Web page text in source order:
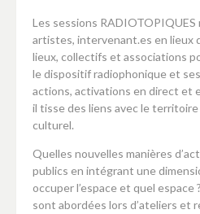
Les sessions
artistes, intervenant.es en lieux
lieux, collectifs et associations
le dispositif radiophonique et
actions, activations en direct et
il tisse des liens avec le
culturel.
Quelles nouvelles manières
publics en intégrant une
occuper l’espace et quel
sont abordées lors d’ateliers et